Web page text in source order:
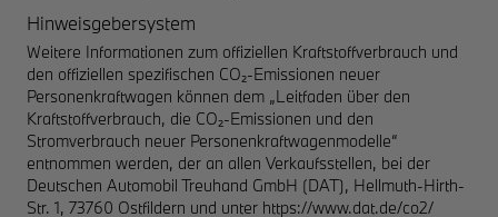
Hinweisgebersystem
Weitere Informationen zum offiziellen Kraftstoffverbrauch und
den offiziellen spezifischen CO₂-Emissionen neuer
Personenkraftwagen können dem „Leitfaden über den
Kraftstoffverbrauch, die CO₂-Emissionen und den
Stromverbrauch neuer Personenkraftwagenmodelle“
entnommen werden, der an allen Verkaufsstellen, bei der
Deutschen Automobil Treuhand GmbH (DAT), Hellmuth-Hirth-
Str. 1, 73760 Ostfildern und unter https://www.dat.de/co2/